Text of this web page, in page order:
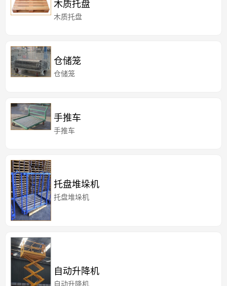
木质托盘
木质托盘
仓储笼
仓储笼
手推车
手推车
托盘堆垛机
托盘堆垛机
自动升降机
自动升降机